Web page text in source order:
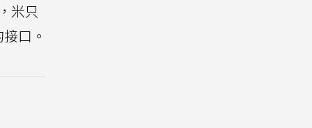
米只
口。